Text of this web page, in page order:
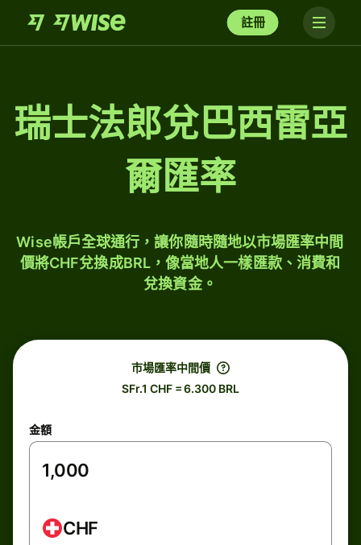
註冊
瑞士法郎兌巴西雷亞
爾匯率
Wise帳戶全球通行，讓你隨時隨地以市場匯率中間
價將CHF兌換成BRL，像當地人一樣匯款、消費和
兌換資金。
市場匯率中間價
SFr.1 CHF = 6.300 BRL
金額
CHF